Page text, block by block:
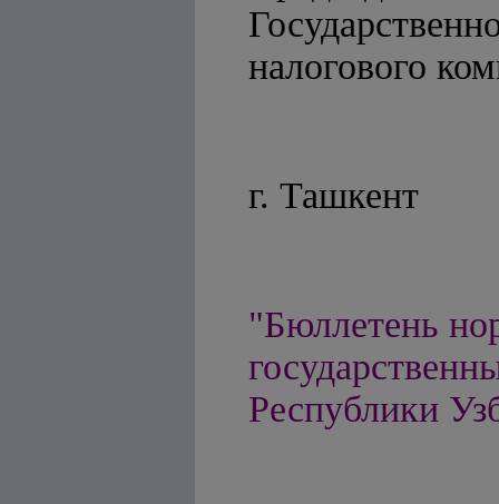
г. Ташкент
"Бюллетень
Республики